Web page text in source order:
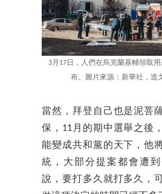
3月17日，人們在烏克蘭基輔領取
布。圖片來源：新華社，迭
當然，拜登自己也是泥菩
保，11月的期中選舉之後
能變成共和黨的天下，他
統，大部分提案都會遭
說，要打多久就打多久，